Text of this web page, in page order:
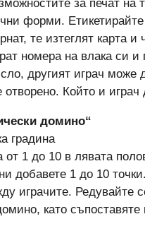
за печат на
форми.
те изтеглят карта и
номера на влака си и
другият играч може
Който и
домино“
градина
1 до 10 в лявата
добавете 1 до 10
играчите. Редувайте
като